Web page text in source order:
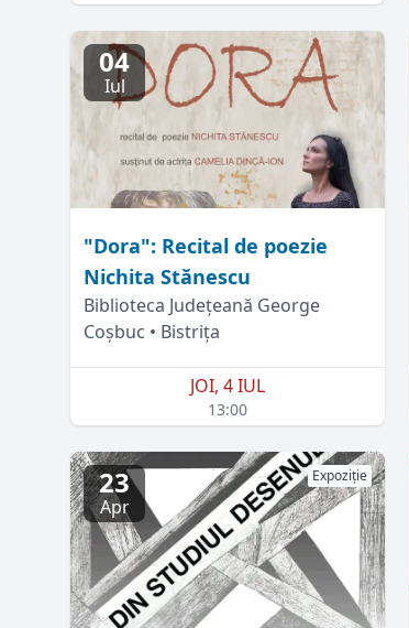
04
Iul
"Dora": Recital de poezie
Nichita Stănescu
Biblioteca Județeană George
Coșbuc • Bistrița
JOI, 4 IUL
13:00
23
Apr
Expoziție